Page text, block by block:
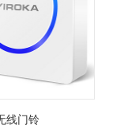
线门铃